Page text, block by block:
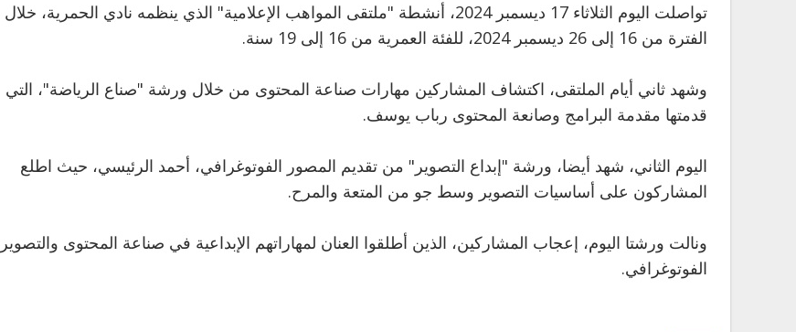
تواصلت اليوم الثلاثاء 17 ديسمبر 2024، أنشطة "ملتقى المواهب الإعلامية" الذي ينظمه نادي الحمرية، خلال
الفترة من 16 إلى 26 ديسمبر 2024، للفئة العمرية من 16 إلى 19 سنة.
وشهد ثاني أيام الملتقى، اكتشاف المشاركين مهارات صناعة المحتوى من خلال ورشة "صناع الرياضة"، التي
قدمتها مقدمة البرامج وصانعة المحتوى رباب يوسف.
اليوم الثاني، شهد أيضا، ورشة "إبداع التصوير" من تقديم المصور الفوتوغرافي، أحمد الرئيسي، حيث اطلع
المشاركون على أساسيات التصوير وسط جو من المتعة والمرح.
ونالت ورشتا اليوم، إعجاب المشاركين، الذين أطلقوا العنان لمهاراتهم الإبداعية في صناعة المحتوى والتصوير
الفوتوغرافي.